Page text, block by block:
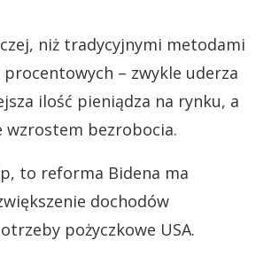
niż tradycyjnymi metodami
– zwykle uderza
ilość pieniądza na rynku, a
wzrostem bezrobocia.
to reforma Bidena ma
dochodów
pożyczkowe USA.